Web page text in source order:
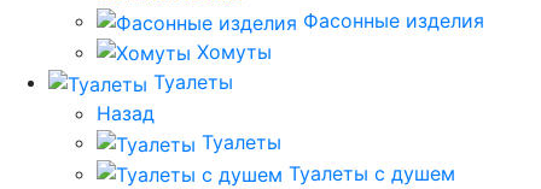
Фасонные изделия
Хомуты
Туалеты
Назад
Туалеты
Туалеты с душем